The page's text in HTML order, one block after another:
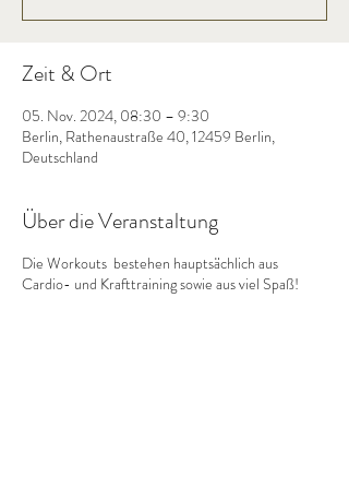
Zeit & Ort
05. Nov. 2024, 08:30 – 9:30
Berlin, Rathenaustraße 40, 12459 Berlin,
Deutschland
Über die Veranstaltung
Die Workouts bestehen hauptsächlich aus
Cardio- und Krafttraining sowie aus viel Spaß!